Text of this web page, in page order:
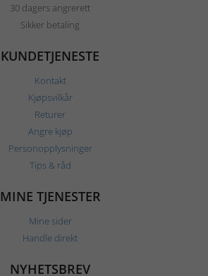
30 dagers angrerett
Sikker betaling
KUNDETJENESTE
Kontakt
Kjøpsvilkår
Returer
Angre kjøp
Personopplysninger
Tips & råd
MINE TJENESTER
Mine sider
Handle direkt
NYHETSBREV